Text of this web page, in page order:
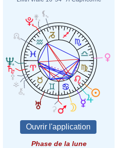
Phase de la lune